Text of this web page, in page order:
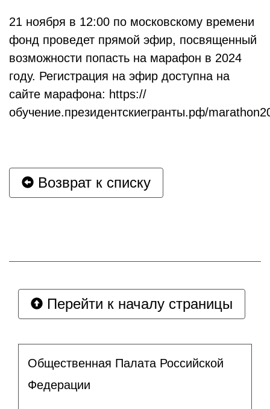
21 ноября в 12:00 по московскому времени
фонд проведет прямой эфир, посвященный
возможности попасть на марафон в 2024
году. Регистрация на эфир доступна на
сайте марафона: https://
обучение.президентскиегранты.рф/
Возврат к списку
Перейти к началу страницы
Общественная Палата Российской
Федерации